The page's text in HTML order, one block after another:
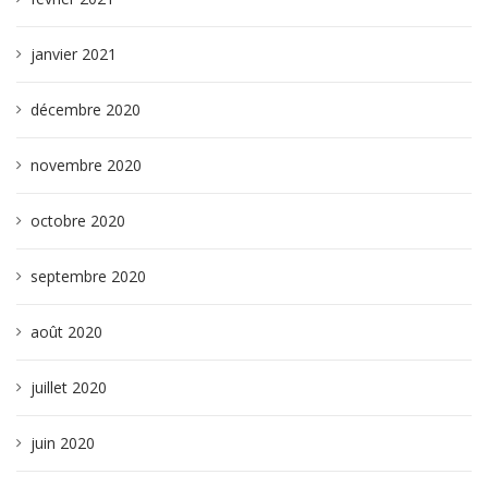
janvier 2021
décembre 2020
novembre 2020
octobre 2020
septembre 2020
août 2020
juillet 2020
juin 2020